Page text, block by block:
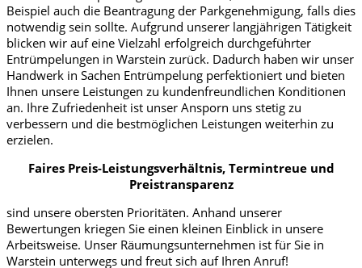
Beispiel auch die Beantragung der Parkgenehmigung, falls dies
notwendig sein sollte. Aufgrund unserer langjährigen Tätigkeit
blicken wir auf eine Vielzahl erfolgreich durchgeführter
Entrümpelungen in Warstein zurück. Dadurch haben wir unser
Handwerk in Sachen Entrümpelung perfektioniert und bieten
Ihnen unsere Leistungen zu kundenfreundlichen Konditionen
an. Ihre Zufriedenheit ist unser Ansporn uns stetig zu
verbessern und die bestmöglichen Leistungen weiterhin zu
erzielen.
Faires Preis-Leistungsverhältnis, Termintreue und
Preistransparenz
sind unsere obersten Prioritäten. Anhand unserer
Bewertungen kriegen Sie einen kleinen Einblick in unsere
Arbeitsweise. Unser Räumungsunternehmen ist für Sie in
Warstein unterwegs und freut sich auf Ihren Anruf!